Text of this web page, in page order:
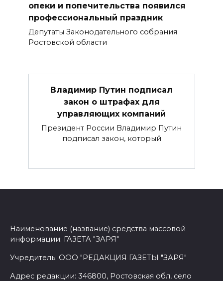
опеки и попечительства появился
профессиональный праздник
Депутаты Законодательного собрания
Ростовской области
Владимир Путин подписал
закон о штрафах для
управляющих компаний
Президент России Владимир Путин
подписал закон, который
Наименование (название) средства массовой
информации: ГАЗЕТА "ЗАРЯ"
Учредитель: ООО "РЕДАКЦИЯ ГАЗЕТЫ "ЗАРЯ"
Адрес редакции: 346800, Ростовская обл, село